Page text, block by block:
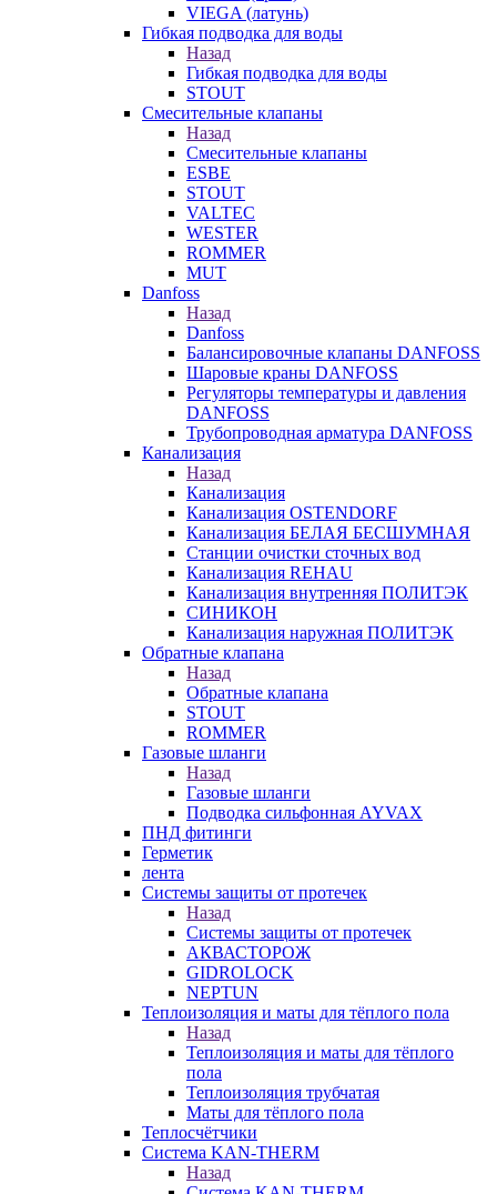
VIEGA (латунь)
Гибкая подводка для воды
Назад
Гибкая подводка для воды
STOUT
Смесительные клапаны
Назад
Смесительные клапаны
ESBE
STOUT
VALTEC
WESTER
ROMMER
MUT
Danfoss
Назад
Danfoss
Балансировочные клапаны DANFOSS
Шаровые краны DANFOSS
Регуляторы температуры и давления
DANFOSS
Трубопроводная арматура DANFOSS
Канализация
Назад
Канализация
Канализация OSTENDORF
Канализация БЕЛАЯ БЕСШУМНАЯ
Станции очистки сточных вод
Канализация REHAU
Канализация внутренняя ПОЛИТЭК
СИНИКОН
Канализация наружная ПОЛИТЭК
Обратные клапана
Назад
Обратные клапана
STOUT
ROMMER
Газовые шланги
Назад
Газовые шланги
Подводка сильфонная AYVAX
ПНД фитинги
Герметик
лента
Системы защиты от протечек
Назад
Системы защиты от протечек
АКВАСТОРОЖ
GIDROLOCK
NEPTUN
Теплоизоляция и маты для тёплого пола
Назад
Теплоизоляция и маты для тёплого
пола
Теплоизоляция трубчатая
Маты для тёплого пола
Теплосчётчики
Система KAN-THERM
Назад